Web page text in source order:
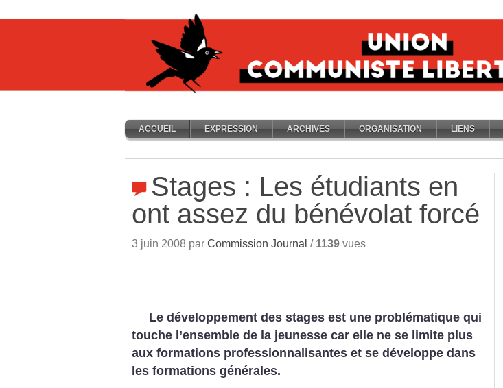
ACCUEIL EXPRESSION ARCHIVES ORGANISATION LIENS
Stages : Les étudiants en
ont assez du bénévolat forcé
3 juin 2008 par Commission Journal / 1139 vues
Le développement des stages est une problématique qui
touche l’ensemble de la jeunesse car elle ne se limite plus
aux formations professionnalisantes et se développe dans
les formations générales.